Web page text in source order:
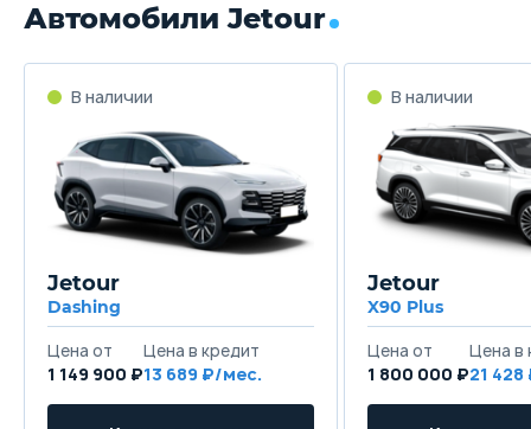
Автомобили Jetour
В наличии
Jetour
Dashing
Цена от
1 149 900 ₽
Цена в кредит
13 689 ₽/мес.
В наличии
Jetour
X90 Plus
Цена от
1 800 000 ₽
Цена в
21